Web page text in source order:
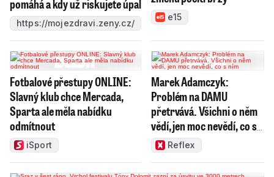
pomáhá a kdy už riskujete úpal
https://mojezdravi.zeny.cz/
e15
Fotbalové přestupy ONLINE:
Slavný klub chce Mercada,
Sparta ale měla nabídku
odmítnout
iSport
Marek Adamczyk:
Problém na DAMU
přetrvává. Všichni o něm
vědí, jen moc nevědí, co s
nímReflex